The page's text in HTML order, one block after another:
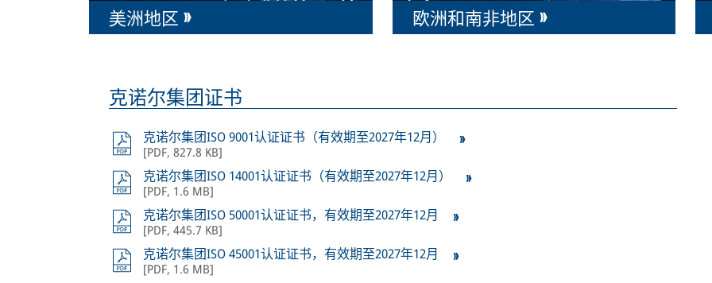
美洲地区 欧洲和南非地区
克诺尔集团证书
克诺尔集团ISO 9001认证证书（有效期至2027年12月）
[PDF, 827.8 KB]
克诺尔集团ISO 14001认证证书（有效期至2027年12月）
[PDF, 1.6 MB]
克诺尔集团ISO 50001认证证书，有效期至2027年12月
[PDF, 445.7 KB]
克诺尔集团ISO 45001认证证书，有效期至2027年12月
[PDF, 1.6 MB]